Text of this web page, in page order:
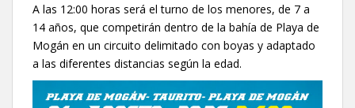
A las 12:00 horas será el turno de los menores, de 7 a
14 años, que competirán dentro de la bahía de Playa de
Mogán en un circuito delimitado con boyas y adaptado
a las diferentes distancias según la edad.